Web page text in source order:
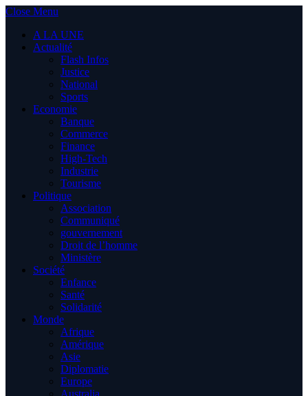
Close Menu
A LA UNE
Actualité
Flash Infos
Justice
National
Sports
Economie
Banque
Commerce
Finance
High-Tech
Industrie
Tourisme
Politique
Association
Communiqué
gouvernement
Droit de l’homme
Ministère
Société
Enfance
Santé
Solidarité
Monde
Afrique
Amérique
Asie
Diplomatie
Europe
Australia